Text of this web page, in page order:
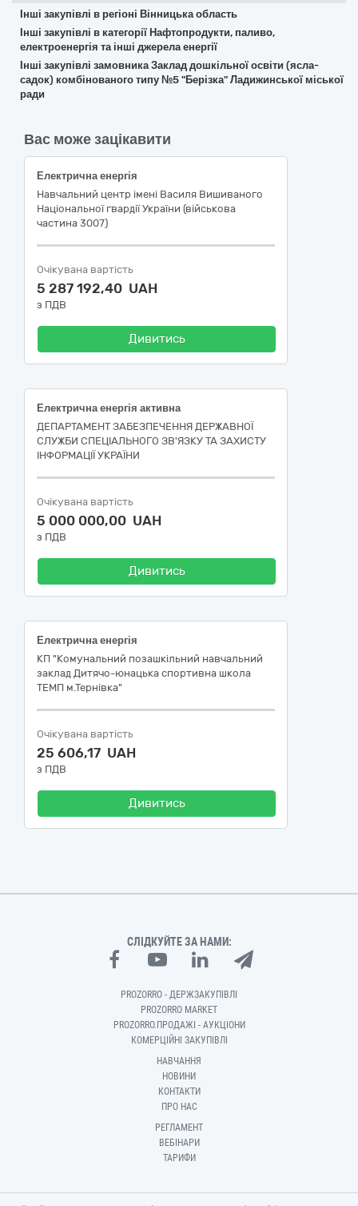
Інші закупівлі в регіоні Вінницька область
Інші закупівлі в категорії Нафтопродукти, паливо,
електроенергія та інші джерела енергії
Інші закупівлі замовника Заклад дошкільної освіти (ясла-
садок) комбінованого типу №5 "Берізка" Ладижинської міської
ради
Вас може зацікавити
Електрична енергія
Навчальний центр імені Василя Вишиваного
Національної гвардії України (військова
частина 3007)
Очікувана вартість
5 287 192,40 UAH
з ПДВ
Дивитись
Електрична енергія активна
ДЕПАРТАМЕНТ ЗАБЕЗПЕЧЕННЯ ДЕРЖАВНОЇ
СЛУЖБИ СПЕЦІАЛЬНОГО ЗВ'ЯЗКУ ТА ЗАХИСТУ
ІНФОРМАЦІЇ УКРАЇНИ
Очікувана вартість
5 000 000,00 UAH
з ПДВ
Дивитись
Електрична енергія
КП "Комунальний позашкільний навчальний
заклад Дитячо-юнацька спортивна школа
ТЕМП м.Тернівка"
Очікувана вартість
25 606,17 UAH
з ПДВ
Дивитись
СЛІДКУЙТЕ ЗА НАМИ:
PROZORRO - ДЕРЖЗАКУПІВЛІ
PROZORRO MARKET
PROZORRO.ПРОДАЖІ - АУКЦІОНИ
КОМЕРЦІЙНІ ЗАКУПІВЛІ
НАВЧАННЯ
НОВИНИ
КОНТАКТИ
ПРО НАС
РЕГЛАМЕНТ
ВЕБІНАРИ
ТАРИФИ